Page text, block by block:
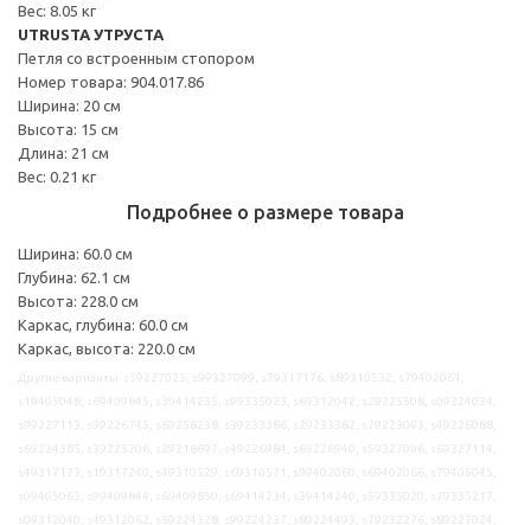
Вес: 8.05 кг
UTRUSTA УТРУСТА
Петля со встроенным стопором
Номер товара: 904.017.86
Ширина: 20 см
Высота: 15 см
Длина: 21 см
Вес: 0.21 кг
Подробнее о размере товара
Ширина: 60.0 см
Глубина: 62.1 см
Высота: 228.0 см
Каркас, глубина: 60.0 см
Каркас, высота: 220.0 см